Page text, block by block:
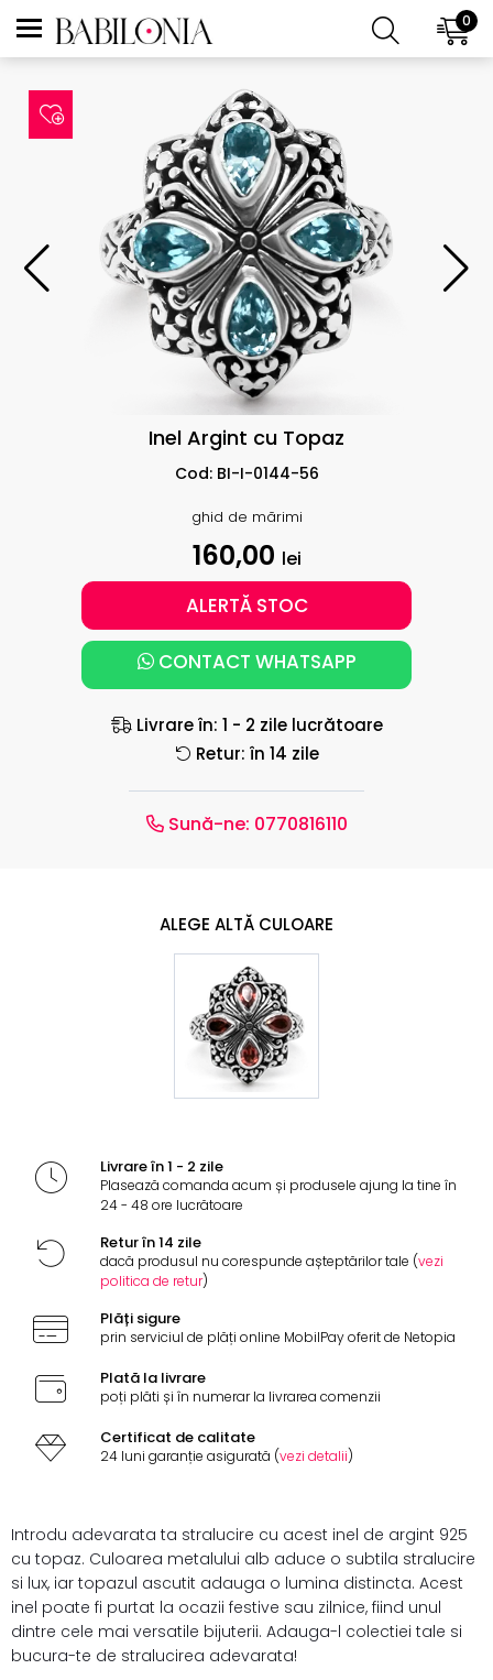
0
Inel Argint cu Topaz
Cod: BI-I-0144-56
ghid de mărimi
160,00 lei
ALERTĂ STOC
CONTACT WHATSAPP
Livrare în: 1 - 2 zile lucrătoare
Retur: în 14 zile
Sună-ne: 0770816110
ALEGE ALTĂ CULOARE
Introdu adevarata ta stralucire cu acest inel de argint 925
cu topaz. Culoarea metalului alb aduce o subtila stralucire
si lux, iar topazul ascutit adauga o lumina distincta. Acest
inel poate fi purtat la ocazii festive sau zilnice, fiind unul
dintre cele mai versatile bijuterii. Adauga-l colectiei tale si
bucura-te de stralucirea adevarata!
Livrare în 1 - 2 zile
Plasează comanda acum și produsele ajung la tine în
24 - 48 ore lucrătoare
Retur în 14 zile
dacă produsul nu corespunde așteptărilor tale (vezi
politica de retur)
Plăți sigure
prin serviciul de plăți online MobilPay oferit de Netopia
Plată la livrare
poți plăti și în numerar la livrarea comenzii
Certificat de calitate
24 luni garanție asigurată (vezi detalii)